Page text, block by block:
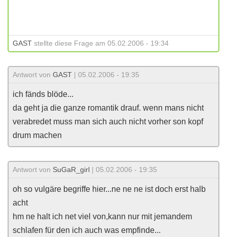
GAST stellte diese Frage am 05.02.2006 - 19:34
Antwort von GAST | 05.02.2006 - 19:35
ich fänds blöde...
da geht ja die ganze romantik drauf. wenn mans nicht
verabredet muss man sich auch nicht vorher son kopf
drum machen
Antwort von SuGaR_girl | 05.02.2006 - 19:35
oh so vulgäre begriffe hier...ne ne ne ist doch erst halb
acht
hm ne halt ich net viel von,kann nur mit jemandem
schlafen für den ich auch was empfinde...